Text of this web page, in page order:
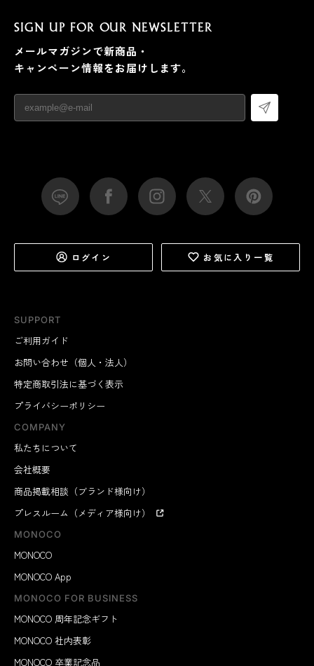
SUPPORT
ご利用ガイド
お問い合わせ（個人・法人）
特定商取引法に基づく表示
プライバシーポリシー
COMPANY
私たちについて
会社概要
商品掲載相談（ブランド様向け）
プレスルーム（メディア様向け）
MONOCO
MONOCO
MONOCO App
MONOCO FOR BUSINESS
MONOCO 周年記念ギフト
MONOCO 社内表彰
MONOCO 卒業記念品
SIGN UP FOR OUR NEWSLETTER
メールマガジンで新商品・
キャンペーン情報をお届けします。
ログイン お気に入り一覧